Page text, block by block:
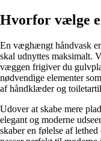
Hvorfor vælge
En væghængt håndvask
skal udnyttes maksimalt.
væggen frigiver du
nødvendige elementer
af håndklæder og
Udover at skabe mere
elegant og moderne
skaber en følelse af